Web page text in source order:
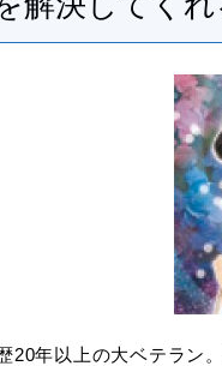
20年以上の大ベテラン